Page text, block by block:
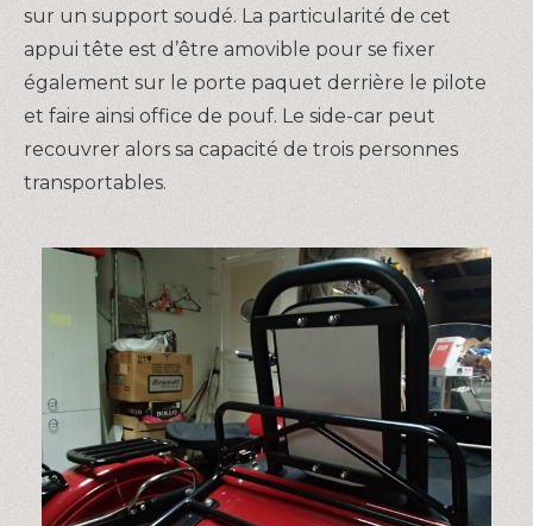
sur un support soudé. La particularité de cet
appui tête est d’être amovible pour se fixer
également sur le porte paquet derrière le pilote
et faire ainsi office de pouf. Le side-car peut
recouvrer alors sa capacité de trois personnes
transportables.